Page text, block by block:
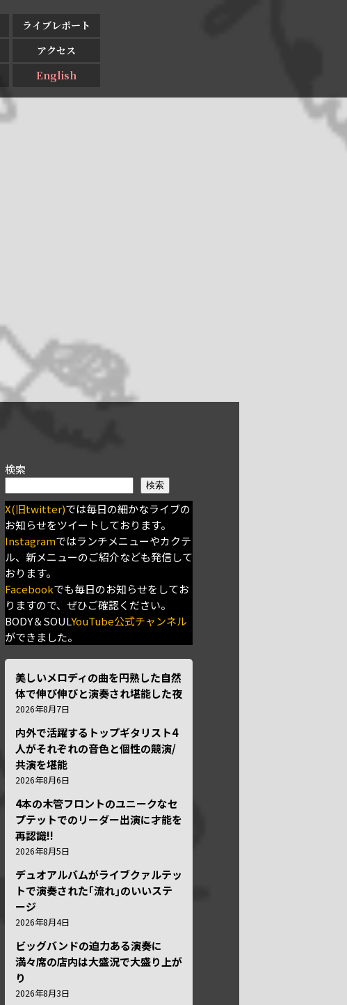
ライブレポート
アクセス
English
検索
検索
X(旧twitter)では毎日の細かなライブの
お知らせをツイートしております。
Instagramではランチメニューやカクテ
ル、新メニューのご紹介なども発信して
おります。
Facebookでも毎日のお知らせをしてお
りますので、ぜひご確認ください。
BODY＆SOULYouTube公式チャンネル
ができました。
美しいメロディの曲を円熟した自然
体で伸び伸びと演奏され堪能した夜
2026年8月7日
内外で活躍するトップギタリスト4
人がそれぞれの音色と個性の競演/
共演を堪能
2026年8月6日
4本の木管フロントのユニークなセ
プテットでのリーダー出演に才能を
再認識!!
2026年8月5日
デュオアルバムがライブクァルテッ
トで演奏された｢流れ｣のいいステ
ージ
2026年8月4日
ビッグバンドの迫力ある演奏に
満々席の店内は大盛況で大盛り上が
り
2026年8月3日